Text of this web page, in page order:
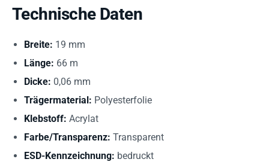
Technische Daten
Breite: 19 mm
Länge: 66 m
Dicke: 0,06 mm
Trägermaterial: Polyesterfolie
Klebstoff: Acrylat
Farbe/Transparenz: Transparent
ESD-Kennzeichnung: bedruckt